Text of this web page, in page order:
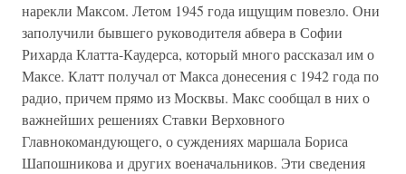
нарекли Максом. Летом 1945 года ищущим повезло. Они
заполучили бывшего руководителя абвера в Софии
Рихарда Клатта-Каудерса, который много рассказал им о
Максе. Клатт получал от Макса донесения с 1942 года по
радио, причем прямо из Москвы. Макс сообщал в них о
важнейших решениях Ставки Верховного
Главнокомандующего, о суждениях маршала Бориса
Шапошникова и других военачальников. Эти сведения